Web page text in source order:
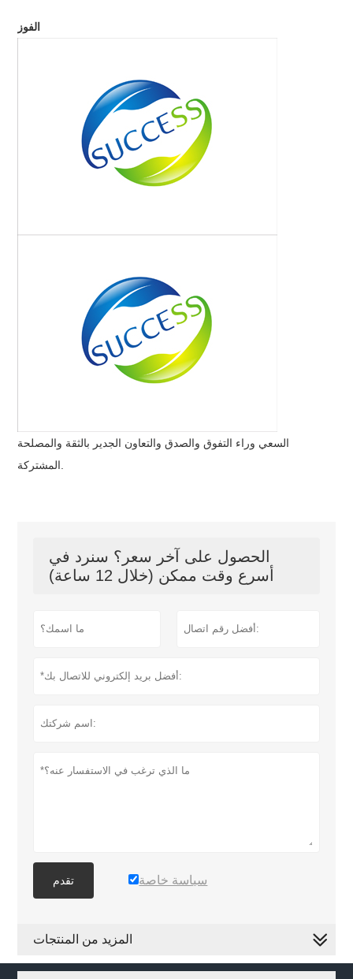
الفوز
السعي وراء التفوق والصدق والتعاون الجدير بالثقة والمصلحة
الحصول على آخر سعر؟ سنرد في
أسرع وقت ممكن (خلال 12 ساعة)
تقدم سياسة خاصة
المزيد من المنتجات